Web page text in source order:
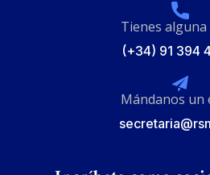
Tienes alguna
(+34) 91 394
Mándanos un